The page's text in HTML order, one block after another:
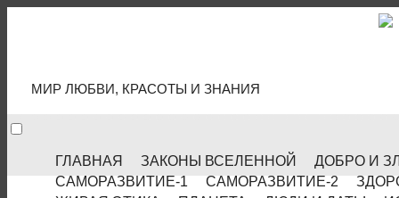
МИР ЛЮБВИ, КРАСОТЫ И ЗНАНИЯ
ГЛАВНАЯ ЗАКОНЫ ВСЕЛЕННОЙ
ДОБРО И
САМОРАЗВИТИЕ-1
САМОРАЗВИТИЕ-2